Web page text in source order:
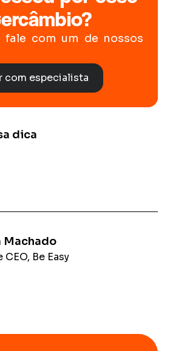
fale com um de nossos
com especialista
dica
Machado
CEO, Be Easy